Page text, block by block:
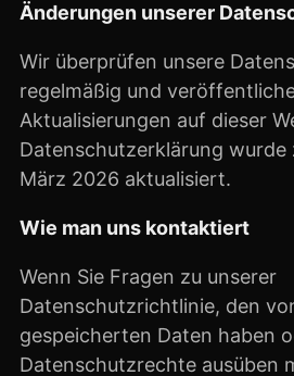
Änderungen unserer
Wir überprüfen unsere
regelmäßig und
Aktualisierungen auf dieser
Datenschutzerklärung wurde
März 2026 aktualisiert.
Wie man uns kontaktiert
Wenn Sie Fragen zu unserer
Datenschutzrichtlinie, den
gespeicherten Daten haben
Datenschutzrechte ausüben